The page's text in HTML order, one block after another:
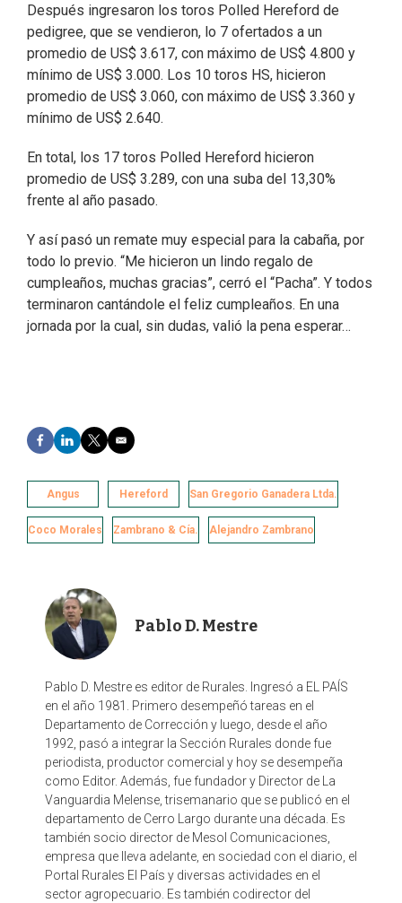
Después ingresaron los toros Polled Hereford de
pedigree, que se vendieron, lo 7 ofertados a un
promedio de US$ 3.617, con máximo de US$ 4.800 y
mínimo de US$ 3.000. Los 10 toros HS, hicieron
promedio de US$ 3.060, con máximo de US$ 3.360 y
mínimo de US$ 2.640.
En total, los 17 toros Polled Hereford hicieron
promedio de US$ 3.289, con una suba del 13,30%
frente al año pasado.
Y así pasó un remate muy especial para la cabaña, por
todo lo previo. “Me hicieron un lindo regalo de
cumpleaños, muchas gracias”, cerró el “Pacha”. Y todos
terminaron cantándole el feliz cumpleaños. En una
jornada por la cual, sin dudas, valió la pena esperar…
F
a
e
b
o
o
L
i
k
e
d
I
T
w
t
t
e
r
E
m
i
l
Angus Hereford San Gregorio Ganadera Ltda.
Coco Morales Zambrano & Cía. Alejandro Zambrano
Pablo D. Mestre
Pablo D. Mestre es editor de Rurales. Ingresó a EL PAÍS
en el año 1981. Primero desempeñó tareas en el
Departamento de Corrección y luego, desde el año
1992, pasó a integrar la Sección Rurales donde fue
periodista, productor comercial y hoy se desempeña
como Editor. Además, fue fundador y Director de La
Vanguardia Melense, trisemanario que se publicó en el
departamento de Cerro Largo durante una década. Es
también socio director de Mesol Comunicaciones,
empresa que lleva adelante, en sociedad con el diario, el
Portal Rurales El País y diversas actividades en el
sector agropecuario. Es también codirector del